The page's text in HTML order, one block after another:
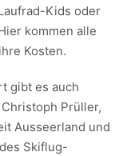
Kids oder
kommen alle
Kosten.
gibt es auch
Prüller,
Ausseerland und
Skiflug-